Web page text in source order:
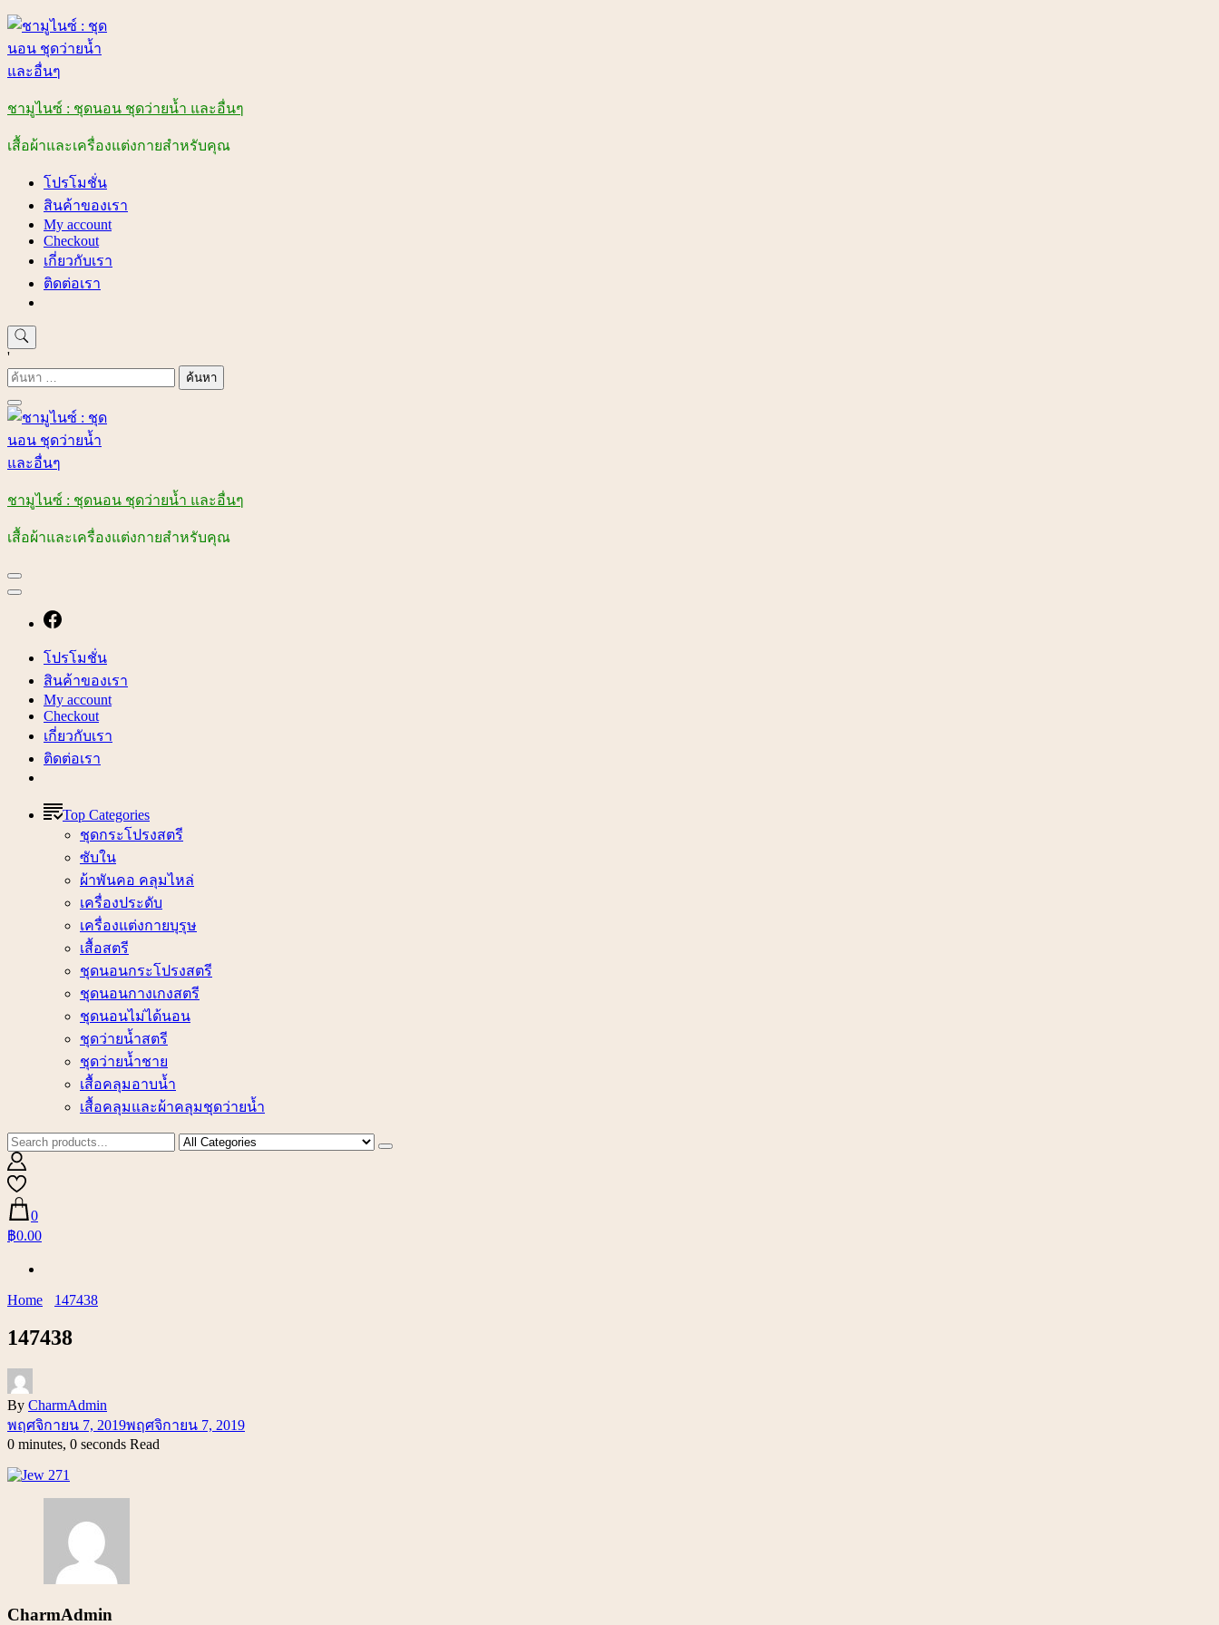
Skip
content
ชามูไนซ์ : ชุดนอน ชุดว่ายน้ำ และอื่นๆ
เสื้อผ้าและเครื่องแต่งกายสำหรับคุณ
โปรโมชั่น
สินค้าของเรา
My account
Checkout
เกี่ยวกับเรา
ติดต่อเรา
'
ค้นหา
สำหรับ:
ชามูไนซ์ : ชุดนอน ชุดว่ายน้ำ และอื่นๆ
เสื้อผ้าและเครื่องแต่งกายสำหรับคุณ
โปรโมชั่น
สินค้าของเรา
My account
Checkout
เกี่ยวกับเรา
ติดต่อเรา
Top Categories
ชุดกระโปรงสตรี
ซับใน
ผ้าพันคอ คลุมไหล่
เครื่องประดับ
เครื่องแต่งกายบุรุษ
เสื้อสตรี
ชุดนอนกระโปรงสตรี
ชุดนอนกางเกงสตรี
ชุดนอนไม่ได้นอน
ชุดว่ายน้ำสตรี
ชุดว่ายน้ำชาย
เสื้อคลุมอาบน้ำ
เสื้อคลุมและผ้าคลุมชุดว่ายน้ำ
0
฿0.00
Home 147438
147438
By CharmAdmin
พฤศจิกายน 7, 2019พฤศจิกายน 7, 2019
0 minutes, 0 seconds Read
CharmAdmin